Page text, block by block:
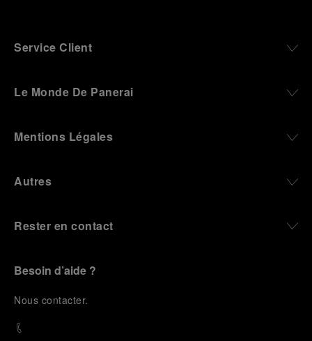
Service Client
Le Monde De Panerai
Mentions Légales
Autres
Rester en contact
Besoin d’aide ?
Nous contacter.